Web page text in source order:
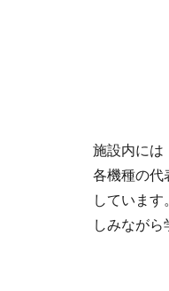
施設内には
各機種の代
していま
しみながら